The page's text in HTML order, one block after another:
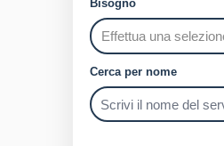
Bisogno
Cerca per nome